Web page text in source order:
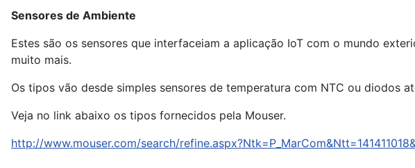
Sensores de Ambiente
Estes são os sensores que interfaceiam a aplicação IoT com o mundo
muito mais.
Os tipos vão desde simples sensores de temperatura com NTC ou diodos
Veja no link abaixo os tipos fornecidos pela Mouser.
http://www.mouser.com/search/